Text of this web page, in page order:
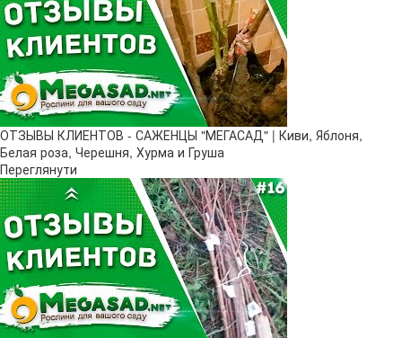
ОТЗЫВЫ КЛИЕНТОВ - САЖЕНЦЫ "МЕГАСАД" | Киви, Яблоня,
Белая роза, Черешня, Хурма и Груша
Переглянути